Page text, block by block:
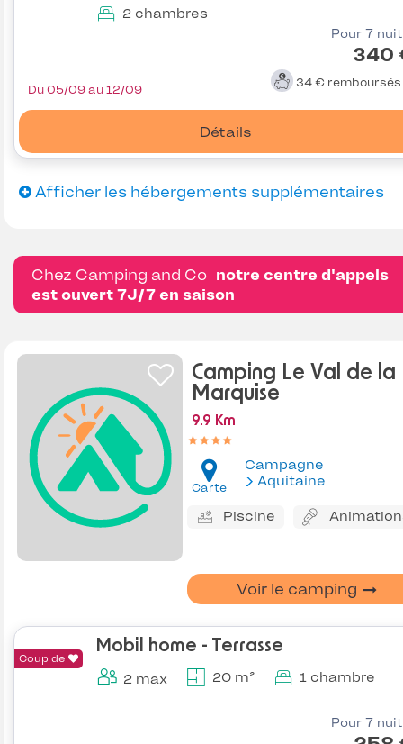
2 chambres
Pour 7
340
34 € remboursés
Détails
Du 05/09 au 12/09
Afficher les hébergements supplémentaires
Chez Camping and Co notre centre d'appels
est ouvert 7J/7 en saison
Camping Le Val de la
Marquise
9.9 Km
Carte
Campagne
Aquitaine
Piscine
Voir le camping
Coup de
Mobil home - Terrasse
2 max 20 m² 1 chambre
Pour 7